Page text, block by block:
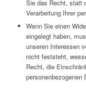
Sie das Recht, statt
Verarbeitung Ihrer
Wenn Sie einen
eingelegt haben,
unseren Interessen
nicht feststeht,
Recht, die
personenbezogenen